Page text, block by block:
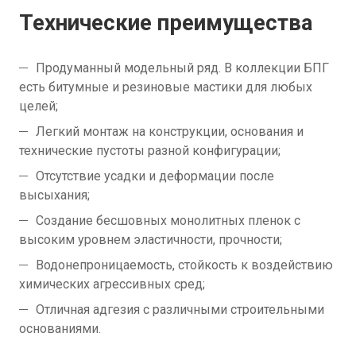
Технические преимущества
Продуманный модельный ряд. В коллекции БПГ
есть битумные и резиновые мастики для любых
целей;
Легкий монтаж на конструкции, основания и
технические пустоты разной конфигурации;
Отсутствие усадки и деформации после
высыхания;
Создание бесшовных монолитных пленок с
высоким уровнем эластичности, прочности;
Водонепроницаемость, стойкость к воздействию
химических агрессивных сред;
Отличная адгезия с различными строительными
основаниями.